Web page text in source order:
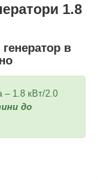
1.8
в
– 1.8 кВт/2.0
до